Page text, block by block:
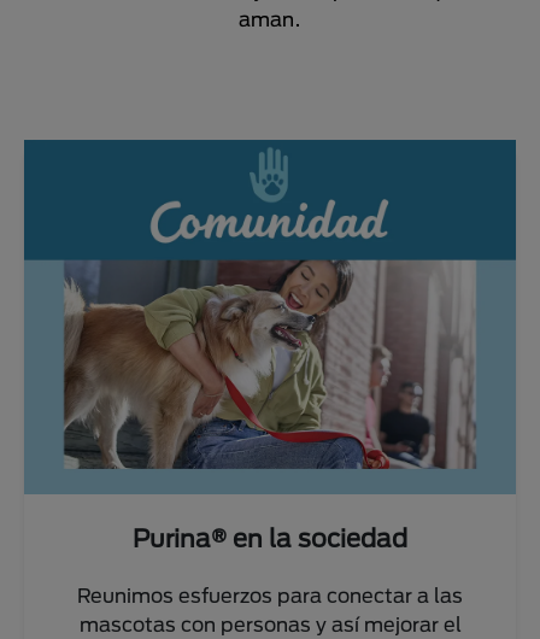
aman.
Purina® en la sociedad
Reunimos esfuerzos para conectar a las
mascotas con personas y así mejorar el